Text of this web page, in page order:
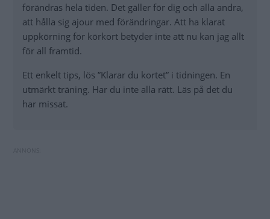
förändras hela tiden. Det gäller för dig och alla andra,
att hålla sig ajour med förändringar. Att ha klarat
uppkörning för körkort betyder inte att nu kan jag allt
för all framtid.
Ett enkelt tips, lös ”Klarar du kortet” i tidningen. En
utmärkt träning. Har du inte alla rätt. Läs på det du
har missat.